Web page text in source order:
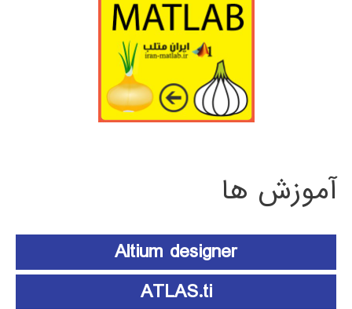
آموزش ها
Altium designer
ATLAS.ti